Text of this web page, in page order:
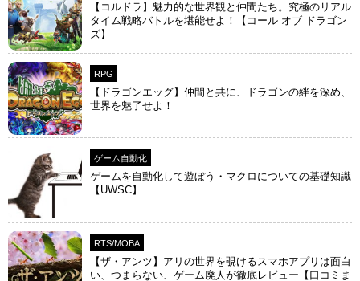
【コルドラ】魅力的な世界観と仲間たち。究極のリアル
タイム戦略バトルを堪能せよ！【コール オブ ドラゴン
ズ】
RPG
【ドラゴンエッグ】仲間と共に、ドラゴンの絆を深め、
世界を魅了せよ！
ゲーム自動化
ゲームを自動化して遊ぼう・マクロについての基礎知識
【UWSC】
RTS/MOBA
【ザ・アンツ】アリの世界を覗けるスマホアプリは面白
い、つまらない、ゲーム廃人が徹底レビュー【口コミま